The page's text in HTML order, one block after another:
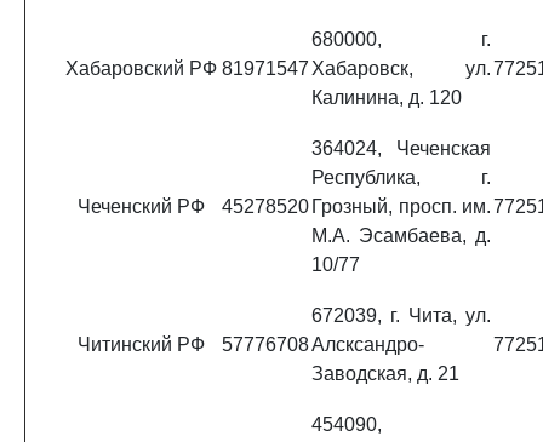
Хабаровский РФ 81971547
680000, г.
Хабаровск, ул.
Калинина, д. 120
Чеченский РФ 45278520
364024, Чеченская
Республика, г.
Грозный, просп. им.
М.А. Эсамбаева, д.
10/77
Читинский РФ 57776708
672039, г. Чита, ул.
Алсксандро-
Заводская, д. 21
454090,